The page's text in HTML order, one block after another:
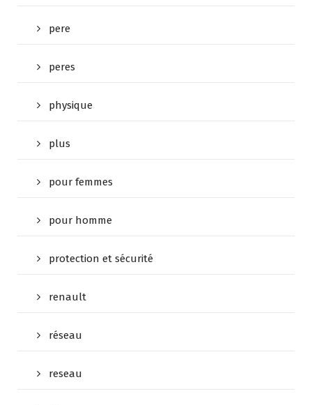
pere
peres
physique
plus
pour femmes
pour homme
protection et sécurité
renault
réseau
reseau